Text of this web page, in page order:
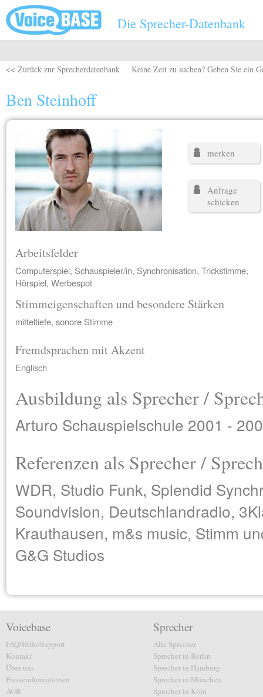
Direkt zum Inhalt
Die Sprecher-Datenbank
<< Zurück zur Sprecherdatenbank Keine Zeit zu suchen? Geben Sie ein
Ben Steinhoff
merken
Anfrage
schicken
Arbeitsfelder
Computerspiel, Schauspieler/in, Synchronisation, Trickstimme,
Hörspiel, Werbespot
Stimmeigenschaften und besondere Stärken
mitteltiefe, sonore Stimme
Fremdsprachen mit Akzent
Englisch
Ausbildung als Sprecher /
Arturo Schauspielschule 2001 -
Referenzen als Sprecher /
WDR, Studio Funk, Splendid
Soundvision, Deutschlandradio,
Krauthausen, m&s music, Stimm
G&G Studios
Voicebase
FAQ/Hilfe/Support
Kontakt
Über uns
Presseinformationen
AGB
Sprecher
Alle Sprecher
Sprecher in Berlin
Sprecher in Hamburg
Sprecher in München
Sprecher in Köln